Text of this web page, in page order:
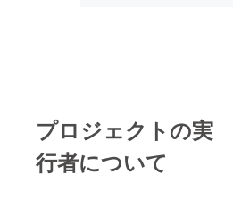
プロジェクトの実
行者について